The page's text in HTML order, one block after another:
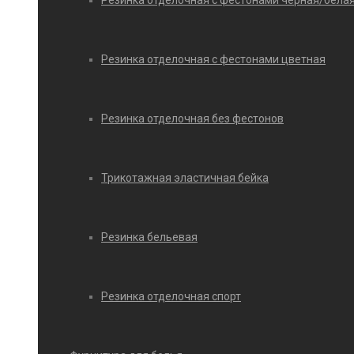
Резинка отделочная с фестонами цветная
Резинка отделочная без фестонов
Трикотажная эластичная бейка
Резинка бельевая
Резинка отделочная спорт